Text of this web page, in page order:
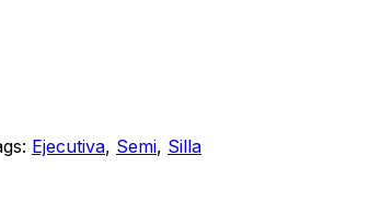
Ejecutiva, Semi, Silla